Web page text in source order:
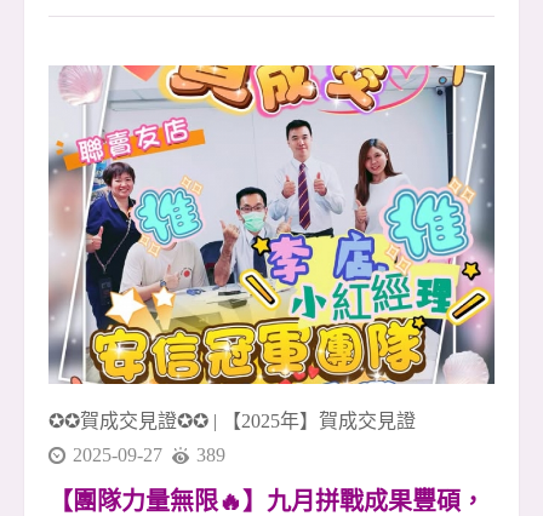
著歡笑與對話，讓每位夥伴都放下忙碌的行程，
能夠相聚、共享一餐，是難得也珍貴的時刻。 每
次團圓，都提醒著我們： 「最強的不是個人，而
是一起前進的團隊。」 這份默契與向心力，是安
信團隊年年突破、月月成長的關鍵。 感謝每一位
夥伴，讓團隊持續向前 安信團隊的每一位成員，
都是金字塔中最關鍵的基石。 不論你在前線拚成
交，或在後勤默默支持，每一分努力都是團隊的
成功因素。 因為你們願意付出、願意挑戰、願意
相信團隊， 安信才能多次締造佳績、創造亮眼的
月月成長。 烤的不只是肉，是士氣；賞的不只是
月，是團隊的心 火光跳動的時刻，我們烤的不只
是食物，更是這段時間累積的情感與信任。 抬頭
看見
✪✪賀成交見證✪✪ |
【2025年】賀成交見證
2025-09-27
389
【團隊力量無限🔥】九月拼戰成果豐碩，